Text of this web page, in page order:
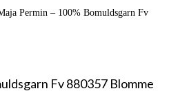
Permin – 100% Bomuldsgarn Fv
Fv 880357 Blomme